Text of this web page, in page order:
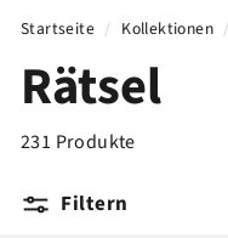
-
v
e
r
a
Startseite / Kollektionen /
Rätsel
231 Produkte
Filtern